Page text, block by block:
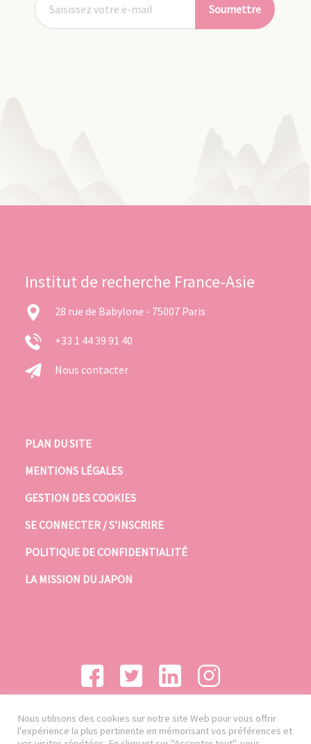
Soumettre
Institut de recherche France-Asie
28 rue de Babylone - 75007 Paris
+33 1 44 39 91 40
Nous contacter
PLAN DU SITE
MENTIONS LÉGALES
GESTION DES COOKIES
SE CONNECTER / S’INSCRIRE
POLITIQUE DE CONFIDENTIALITÉ
LA MISSION DU JAPON
Nous utilisons des cookies sur notre site Web pour vous offrir
l'expérience la plus pertinente en mémorisant vos préférences et